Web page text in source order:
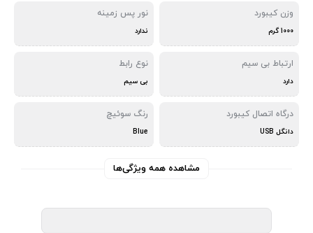
وزن کیبورد
1000 گرم
نور پس زمینه
ندارد
ارتباط بی سیم
دارد
نوع رابط
بی سیم
درگاه اتصال کیبورد
دانگل USB
رنگ سوئیچ
Blue
مشاهده همه ویژگی‌ها